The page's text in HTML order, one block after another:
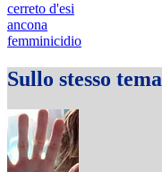
cerreto d'esi
ancona
femminicidio
Sullo stesso tema